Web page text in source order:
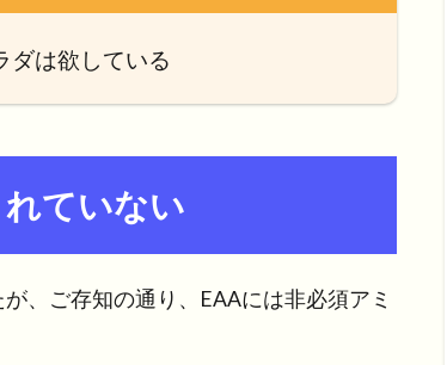
ダは欲している
ていない
、ご存知の通り、EAAには非必須アミ